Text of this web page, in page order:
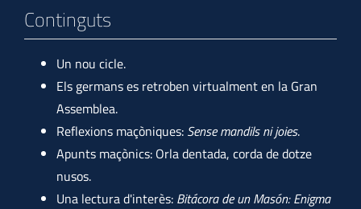
Continguts
Un nou cicle.
Els germans es retroben virtualment en la Gran
Assemblea.
Reflexions maçòniques: Sense mandils ni joies.
Apunts maçònics: Orla dentada, corda de dotze
nusos.
Una lectura d'interès: Bitácora de un Masón: Enigma